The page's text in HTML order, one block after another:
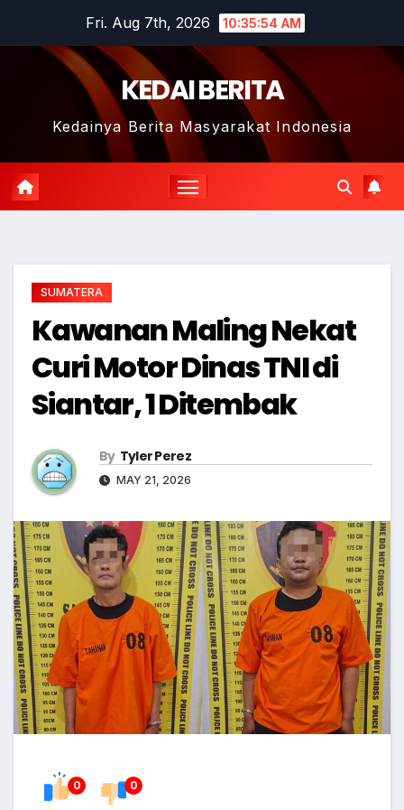
Fri. Aug 7th, 2026 10:35:55 AM
KEDAI BERITA
Kedainya Berita Masyarakat Indonesia
SUMATERA
Kawanan Maling Nekat
Curi Motor Dinas TNI di
Siantar, 1 Ditembak
By Tyler Perez
MAY 21, 2026
0 0